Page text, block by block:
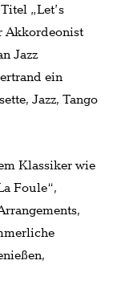
„Let’s
Akkordeonist
Jazz
ein
Jazz, Tango
Klassiker wie
Foule“,